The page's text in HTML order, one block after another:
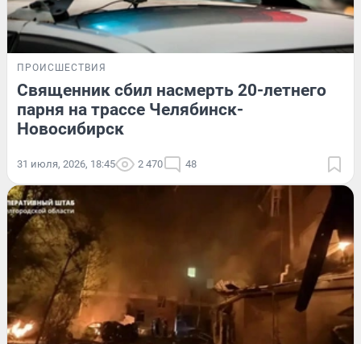
ПРОИСШЕСТВИЯ
Священник сбил насмерть 20-летнего
парня на трассе Челябинск-
Новосибирск
31 июля, 2026, 18:45 2 470 48